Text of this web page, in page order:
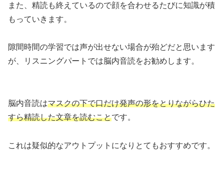
また、精読も終えているので顔を合わせるたびに知識が積
もっていきます。
隙間時間の学習では声が出せない場合が殆どだと思います
が、リスニングパートでは脳内音読をお勧めします。
脳内音読はマスクの下で口だけ発声の形をとりながらひた
すら精読した文章を読むことです。
これは疑似的なアウトプットになりとてもおすすめです。